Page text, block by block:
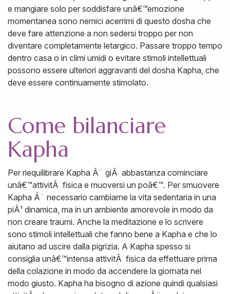
e mangiare solo per soddisfare unâ€™emozione
momentanea sono nemici acerrimi di questo dosha che
deve fare attenzione a non sedersi troppo per non
diventare completamente letargico. Passare troppo tempo
dentro casa o in climi umidi o evitare stimoli intellettuali
possono essere ulteriori aggravanti del dosha Kapha, che
deve essere continuamente stimolato.
Come bilanciare
Kapha
Per riequilibrare Kapha Ã¨ giÃ abbastanza cominciare
unâ€™attivitÃ fisica e muoversi un poâ€™. Per smuovere
Kapha Ã¨ necessario cambiarne la vita sedentaria in una
piÃ¹ dinamica, ma in un ambiente amorevole in modo da
non creare traumi. Anche la meditazione e lo scrivere
sono stimoli intellettuali che fanno bene a Kapha e che lo
aiutano ad uscire dalla pigrizia. A Kapha spesso si
consiglia unâ€™intensa attivitÃ fisica da effettuare prima
della colazione in modo da accendere la giornata nel
modo giusto. Kapha ha bisogno di azione quindi qualsiasi